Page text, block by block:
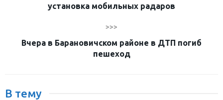
установка мобильных радаров
>>>
Вчера в Барановичском районе в ДТП погиб
пешеход
В тему